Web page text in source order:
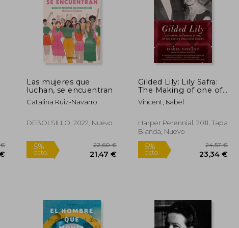
27,26 €
5%
dcto.
24,22 €
23,01 €
5%
Las mujeres que
luchan, se encuentran
Catalina Ruiz-Navarro
DEBOLSILLO, 2022, Nuevo
Gilded Lily: Lily Safra:
The Making of one of
the World's Wealthiest
Widows (en Inglés)
Vincent, Isabel
Harper Perennial, 2011, Tapa
Blanda, Nuevo